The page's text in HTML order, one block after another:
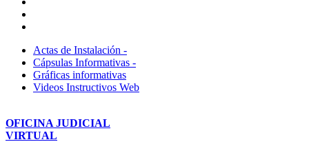
Actas de Instalación -
Cápsulas Informativas -
Gráficas informativas
Videos Instructivos Web
OFICINA JUDICIAL
VIRTUAL